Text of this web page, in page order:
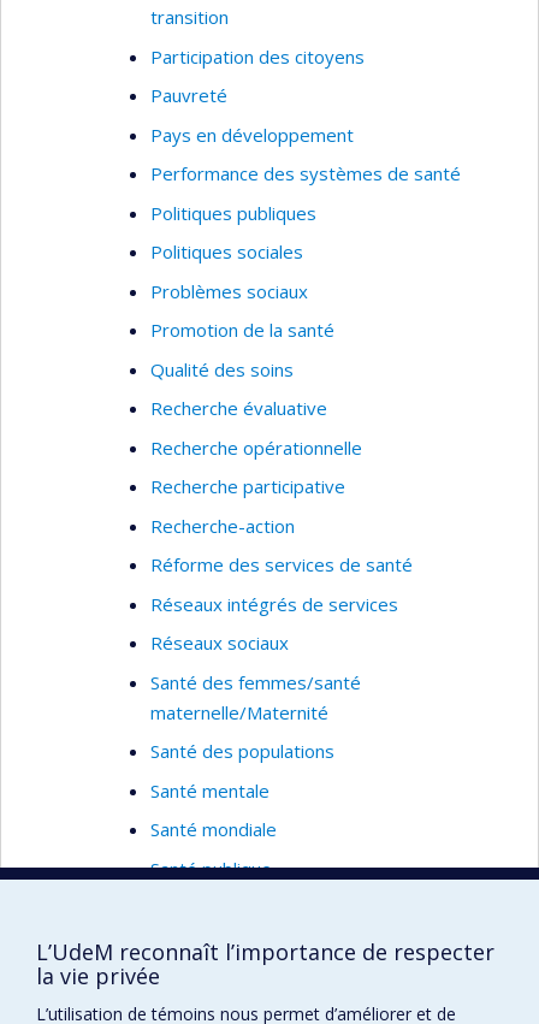
transition
Participation des citoyens
Pauvreté
Pays en développement
Performance des systèmes de santé
Politiques publiques
Politiques sociales
Problèmes sociaux
Promotion de la santé
Qualité des soins
Recherche évaluative
Recherche opérationnelle
Recherche participative
Recherche-action
Réforme des services de santé
Réseaux intégrés de services
Réseaux sociaux
Santé des femmes/santé
maternelle/Maternité
Santé des populations
Santé mentale
Santé mondiale
Santé publique
Sexe et genre
Syndrome d'immunodéficience acquise
(SIDA)
L’UdeM reconnaît l’importance de respecter
la vie privée
L’utilisation de témoins nous permet d’améliorer et de